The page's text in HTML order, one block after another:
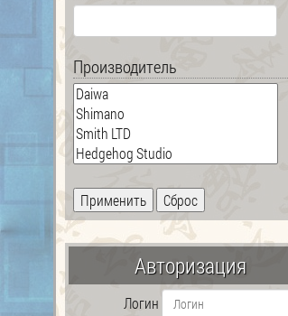
Производитель
Авторизация
Логин